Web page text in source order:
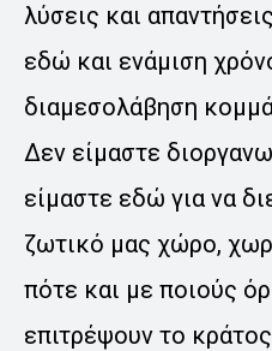
λύσεις και
εδώ και ενάμιση
διαμεσολάβηση
Δεν είμαστε
είμαστε εδώ για να
ζωτικό μας χώρο,
πότε και με ποιούς
επιτρέψουν το